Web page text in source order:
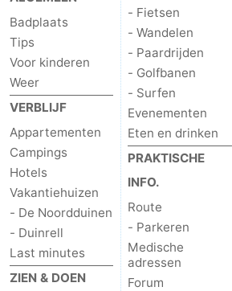
Badplaats
Tips
Voor kinderen
Weer
VERBLIJF
Appartementen
Campings
Hotels
Vakantiehuizen
- De Noordduinen
- Duinrell
Last minutes
ZIEN & DOEN
- Fietsen
- Wandelen
- Paardrijden
- Golfbanen
- Surfen
Evenementen
Eten en drinken
PRAKTISCHE
INFO.
Route
- Parkeren
Medische
adressen
Forum